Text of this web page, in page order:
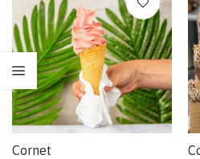
Cornet